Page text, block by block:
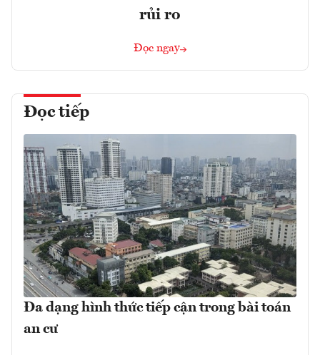
rủi ro
Đọc ngay
Đọc tiếp
Đa dạng hình thức tiếp cận trong bài toán
an cư